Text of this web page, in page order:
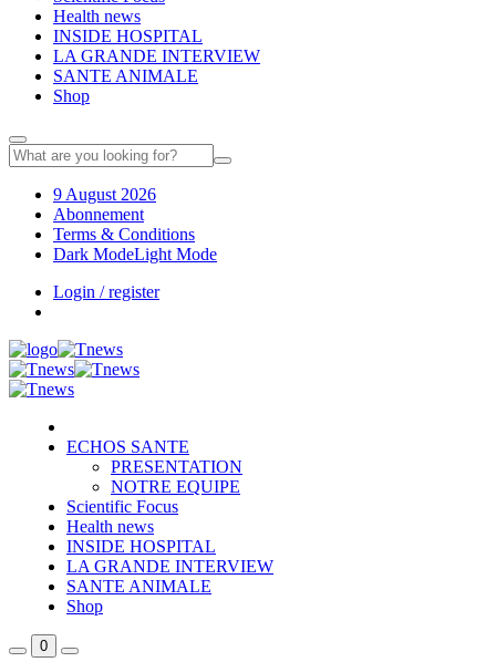
Health news
INSIDE HOSPITAL
LA GRANDE INTERVIEW
SANTE ANIMALE
Shop
9 August 2026
Abonnement
Terms & Conditions
Dark ModeLight Mode
Login / register
ECHOS SANTE
PRESENTATION
NOTRE EQUIPE
Scientific Focus
Health news
INSIDE HOSPITAL
LA GRANDE INTERVIEW
SANTE ANIMALE
Shop
0